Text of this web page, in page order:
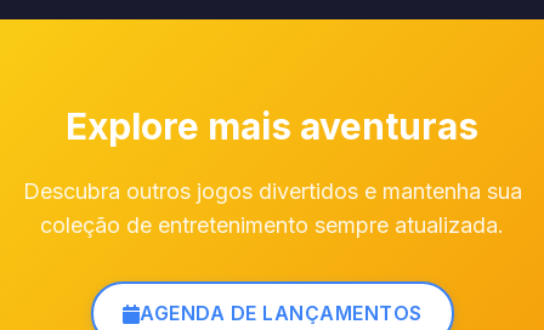
Explore mais aventuras
Descubra outros jogos divertidos e mantenha sua
coleção de entretenimento sempre atualizada.
AGENDA DE LANÇAMENTOS